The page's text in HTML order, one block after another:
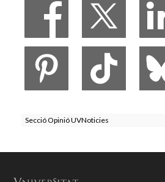
Secció Opinió UVNoticies